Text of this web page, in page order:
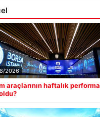
2026
araçlarının haftalık